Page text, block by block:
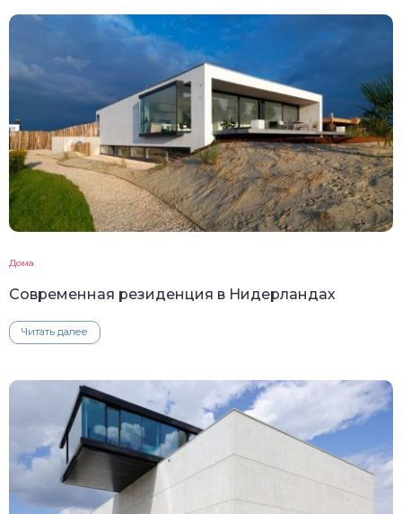
Дома
Современная резиденция в Нидерландах
Читать далее